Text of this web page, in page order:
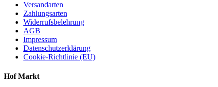
Versandarten
Zahlungsarten
Widerrufsbelehrung
AGB
Impressum
Datenschutzerklärung
Cookie-Richtlinie (EU)
Hof Markt